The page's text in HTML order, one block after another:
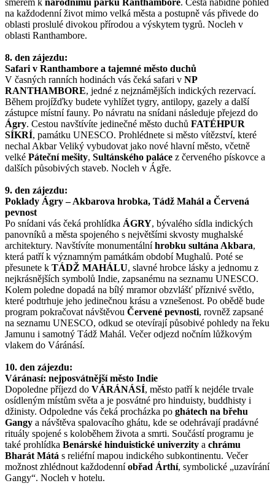
směrem k národnímu parku Ranthambore. Cesta nabídne pohled
na každodenní život mimo velká města a postupně vás přivede do
oblasti proslulé divokou přírodou a výskytem tygrů. Nocleh v
oblasti Ranthambore.
8. den zájezdu:
Safari v Ranthambore a tajemné město duchů
V časných ranních hodinách vás čeká safari v NP
RANTHAMBORE, jedné z nejznámějších indických rezervací.
Během projížďky budete vyhlížet tygry, antilopy, gazely a další
zástupce místní fauny. Po návratu na snídani následuje přejezd do
Ágry. Cestou navštívíte jedinečné město duchů FATÉHPUR
SÍKRÍ, památku UNESCO. Prohlédnete si město vítězství, které
nechal Akbar Veliký vybudovat jako nové hlavní město, včetně
velké Páteční mešity, Sultánského paláce z červeného pískovce a
dalších působivých staveb. Nocleh v Ágře.
9. den zájezdu:
Poklady Ágry – Akbarova hrobka, Tádž Mahál a Červená
pevnost
Po snídani vás čeká prohlídka ÁGRY, bývalého sídla indických
panovníků a města spojeného s největšími skvosty mughalské
architektury. Navštívíte monumentálníhrobku sultána Akbara,
která patří k významným památkám období Mughalů. Poté se
přesunete k TÁDŽ MAHÁLU, slavné hrobce lásky a jednomu z
nejkrásnějších symbolů Indie, zapsanému na seznamu UNESCO.
Kolem poledne dopadá na bílý mramor obzvlášť příznivé světlo,
které podtrhuje jeho jedinečnou krásu a vznešenost. Po obědě bude
program pokračovat návštěvou Červené pevnosti, rovněž zapsané
na seznamu UNESCO, odkud se otevírají působivé pohledy na řeku
Jamunu i samotný Tádž Mahál. Večer odjezd nočním lůžkovým
vlakem do Váránásí.
10. den zájezdu:
Váránasí: nejposvátnější město Indie
Dopoledne příjezd do VÁRÁNÁSÍ, město patří k nejdéle trvale
osídleným místům světa a je posvátné pro hinduisty, buddhisty i
džinisty. Odpoledne vás čeká procházka po ghátech na břehu
Gangy a návštěva spalovacího ghátu, kde se odehrávají pradávné
rituály spojené s koloběhem života a smrti. Součástí programu je
také prohlídka Benárské hinduistické univerzity a chrámu
Bharát Mátá s reliéfní mapou indického subkontinentu. Večer
možnost zhlédnout každodenníobřad Árthí, symbolické „uzavírání
Gangy“. Nocleh v hotelu.